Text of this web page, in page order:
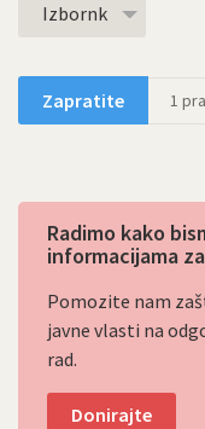
Izbornk
Zapratite 1
Radimo kako
informacijama
Pomozite nam
javne vlasti na
rad.
Donirajte